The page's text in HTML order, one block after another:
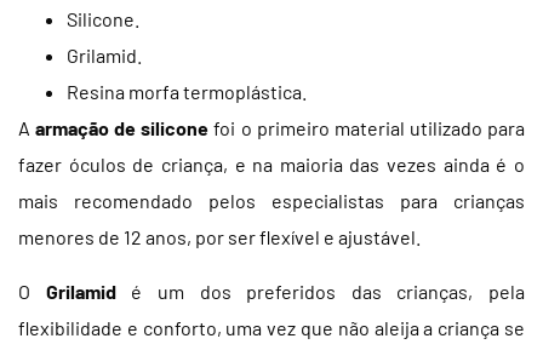
Silicone.
Grilamid.
Resina morfa termoplástica.
Aarmação de silicone foi o primeiro material utilizado para
fazer óculos de criança, e na maioria das vezes ainda é o
mais recomendado pelos especialistas para crianças
menores de 12 anos, por ser flexível e ajustável.
O Grilamidé um dos preferidos das crianças, pela
flexibilidade e conforto, uma vez que não aleija a criança se